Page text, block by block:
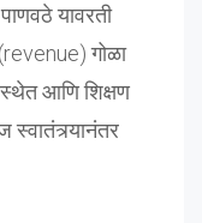
यावरती
गोळा
आणि शिक्षण